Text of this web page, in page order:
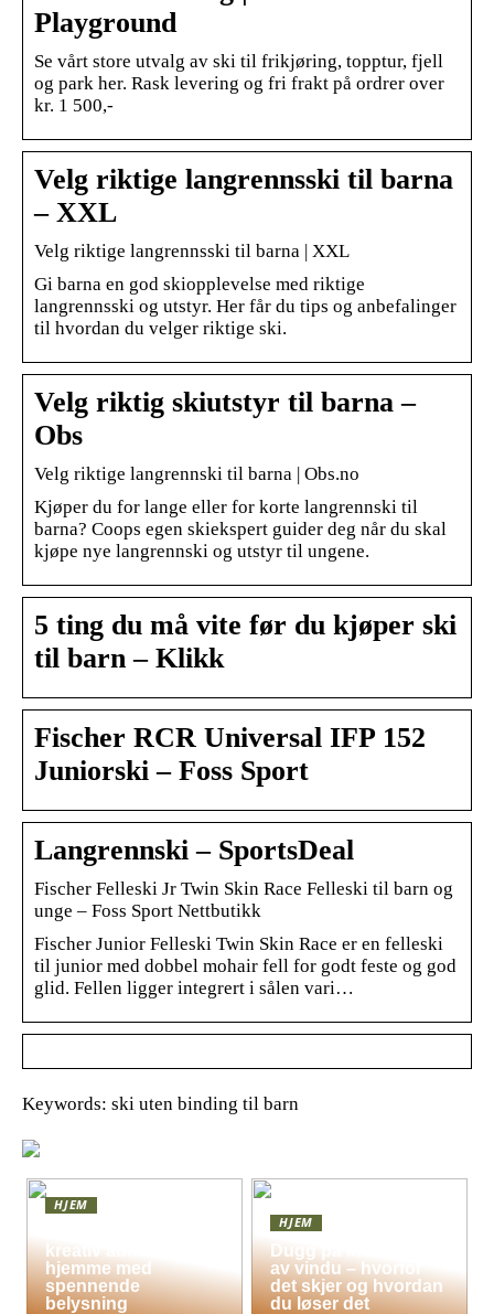
Playground
Se vårt store utvalg av ski til frikjøring, topptur, fjell
og park her. Rask levering og fri frakt på ordrer over
kr. 1 500,-
Velg riktige langrennsski til barna
– XXL
Velg riktige langrennsski til barna | XXL
Gi barna en god skiopplevelse med riktige
langrennsski og utstyr. Her får du tips og anbefalinger
til hvordan du velger riktige ski.
Velg riktig skiutstyr til barna –
Obs
Velg riktige langrennski til barna | Obs.no
Kjøper du for lange eller for korte langrennski til
barna? Coops egen skiekspert guider deg når du skal
kjøpe nye langrennski og utstyr til ungene.
5 ting du må vite før du kjøper ski
til barn – Klikk
Fischer RCR Universal IFP 152
Juniorski – Foss Sport
Langrennski – SportsDeal
Fischer Felleski Jr Twin Skin Race Felleski til barn og
unge – Foss Sport Nettbutikk
Fischer Junior Felleski Twin Skin Race er en felleski
til junior med dobbel mohair fell for godt feste og god
glid. Fellen ligger integrert i sålen vari…
Keywords: ski uten binding til barn
HJEM
kreativ atmosfære
hjemme med
spennende
belysning
HJEM
Dugg på indersiden
av vindu – hvorfor
det skjer og hvordan
du løser det